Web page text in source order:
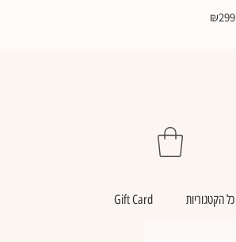
₪299
כל הקטגוריות Gift Card